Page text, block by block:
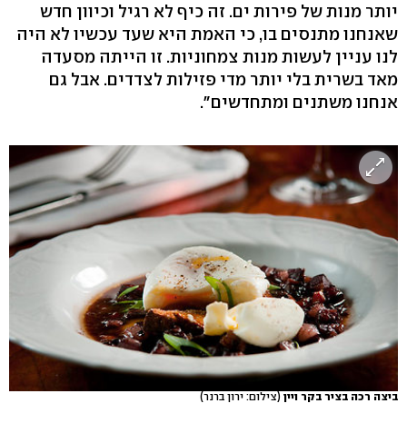
יותר מנות של פירות ים. זה כיף לא רגיל וכיוון חדש
שאנחנו מתנסים בו, כי האמת היא שעד עכשיו לא היה
לנו עניין לעשות מנות צמחוניות. זו הייתה מסעדה
מאד בשרית בלי יותר מדי פזילות לצדדים. אבל גם
אנחנו משתנים ומתחדשים".
ביצה רכה בציר בקר ויין(צילום: ירון ברנר)